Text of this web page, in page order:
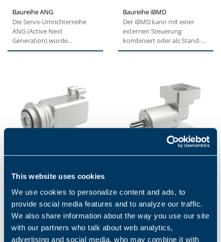
This website uses cookies
We use cookies to personalize content and ads, to
provide social media features and to analyze our traffic.
We also share information about the way you use our site
with our partners who talk about web analytics,
advertising and social media, who may combine it with
Baureihe ANG
Die Servo-Umrichterreihe
ANG (Active Next
Generation) wurde
entwickelt, um
Baureihe iBMD
Der iBMD kann mit einer
externen Steuerung
kombiniert oder als Stand-
alone-Antrieb eingesetzt
BMS
anstatt einer
konventionellen
Getriebe/Motor-
Kombination überzeugt die...
Winkelgetriebe sind eine
flexible, zuverlässige und
kostengünstige Lösung...